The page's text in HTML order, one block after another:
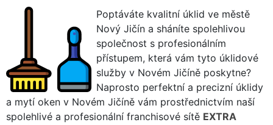
Poptáváte kvalitní úklid ve městě
Nový Jičín a sháníte spolehlivou
společnost s profesionálním
přístupem, která vám tyto úklidové
služby v Novém Jičíně poskytne?
Naprosto perfektní a precizní úklidy
a mytí oken v Novém Jičíně vám prostřednictvím naší
spolehlivé a profesionální franchisové sítě EXTRA